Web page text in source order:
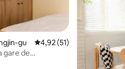
gu Évaluation moyenne sur
4,92 (51)
gare de